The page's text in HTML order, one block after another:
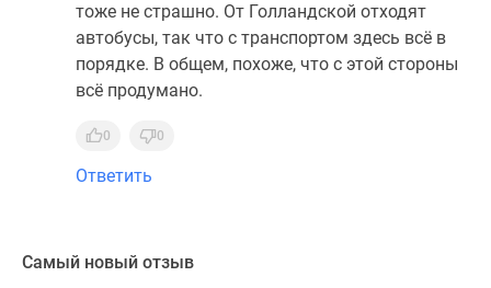
тоже не страшно. От Голландской отходят
автобусы, так что с транспортом здесь всё в
порядке. В общем, похоже, что с этой стороны
всё продумано.
0 0
Ответить
Самый новый отзыв